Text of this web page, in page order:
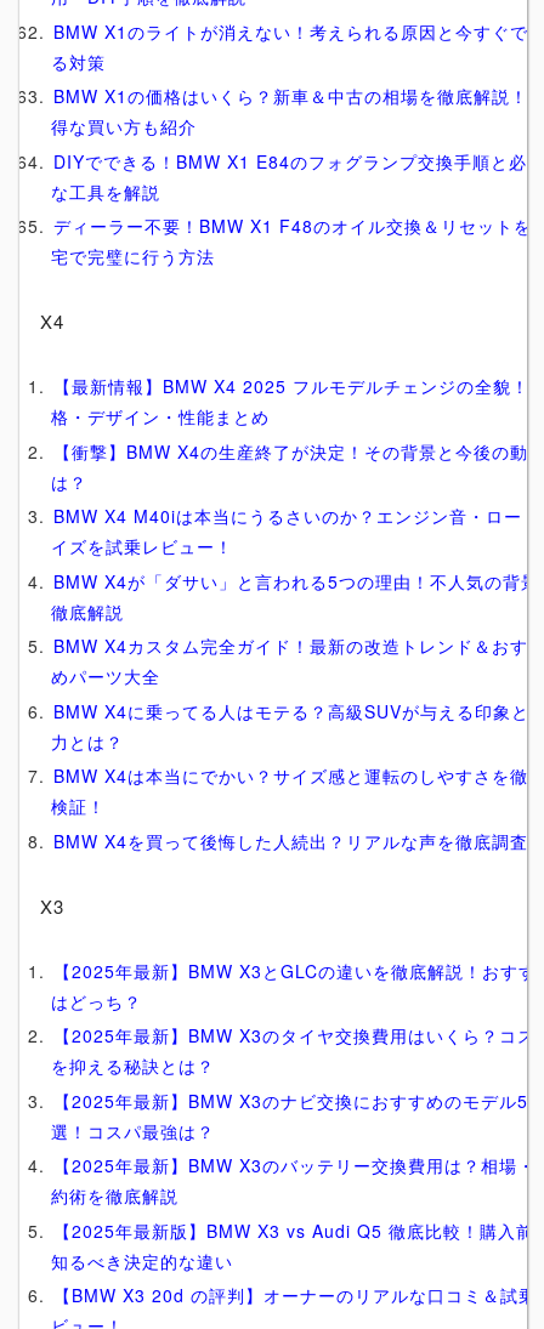
BMW X1のライトが消えない！考えられる原因と今すぐで
る対策
BMW X1の価格はいくら？新車＆中古の相場を徹底解説！
得な買い方も紹介
DIYでできる！BMW X1 E84のフォグランプ交換手順と必
な工具を解説
ディーラー不要！BMW X1 F48のオイル交換＆リセットを
宅で完璧に行う方法
X4
【最新情報】BMW X4 2025 フルモデルチェンジの全貌！
格・デザイン・性能まとめ
【衝撃】BMW X4の生産終了が決定！その背景と今後の動
は？
BMW X4 M40iは本当にうるさいのか？エンジン音・ロー
イズを試乗レビュー！
BMW X4が「ダサい」と言われる5つの理由！不人気の背景
徹底解説
BMW X4カスタム完全ガイド！最新の改造トレンド＆おす
めパーツ大全
BMW X4に乗ってる人はモテる？高級SUVが与える印象と
力とは？
BMW X4は本当にでかい？サイズ感と運転のしやすさを徹
検証！
BMW X4を買って後悔した人続出？リアルな声を徹底調査
X3
【2025年最新】BMW X3とGLCの違いを徹底解説！おすす
はどっち？
【2025年最新】BMW X3のタイヤ交換費用はいくら？コス
を抑える秘訣とは？
【2025年最新】BMW X3のナビ交換におすすめのモデル5
選！コスパ最強は？
【2025年最新】BMW X3のバッテリー交換費用は？相場・
約術を徹底解説
【2025年最新版】BMW X3 vs Audi Q5 徹底比較！購入前
知るべき決定的な違い
【BMW X3 20d の評判】オーナーのリアルな口コミ＆試乗